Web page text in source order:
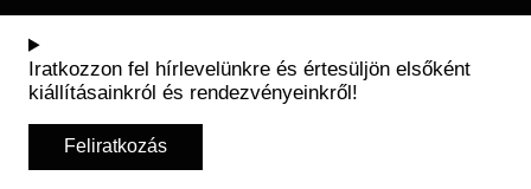
Iratkozzon fel hírlevelünkre és értesüljön elsőként
kiállításainkról és rendezvényeinkről!
Feliratkozás